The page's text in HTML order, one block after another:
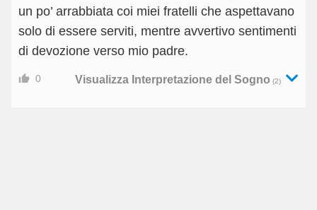
un po’ arrabbiata coi miei fratelli che aspettavano
solo di essere serviti, mentre avvertivo sentimenti
di devozione verso mio padre.
0 Visualizza Interpretazione del Sogno (2)